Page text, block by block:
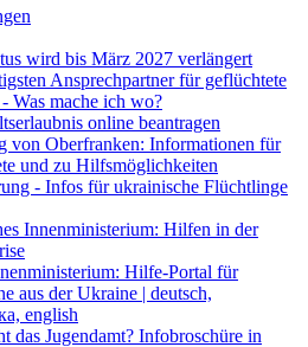
wird bis März 2027 verlängert
Ansprechpartner für geflüchtete
Was mache ich wo?
online beantragen
von Oberfranken: Informationen für
und zu Hilfsmöglichkeiten
- Infos für ukrainische Flüchtlinge
Innenministerium: Hilfen in der
Hilfe-Portal für
aus der Ukraine | deutsch,
english
das Jugendamt? Infobroschüre in